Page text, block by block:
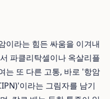
이라는 힘든 싸움을 이겨내
파클리탁셀이나 옥살리플
는 또 다른 고통, 바로 '항암
이라는 그림자를 남기